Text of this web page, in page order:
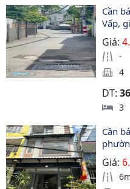
Cần
Vấp,
Giá:
-
4
DT:
3
Cần
Giá: